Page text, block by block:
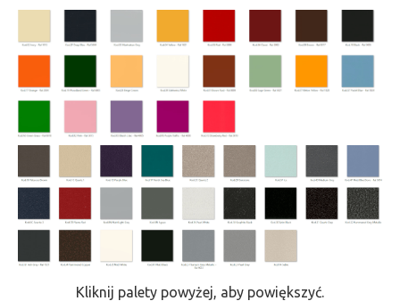
Kliknij palety powyżej, aby powiększyć.